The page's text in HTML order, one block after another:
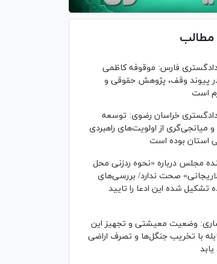
مطالب
فارس: موقوفه کاظمی
پیوند وقف، پژوهش حقوقی و
است
خراسان رضوی: توسعه
و میانجی‌گری از اولویت‌های راهبردی
استان بوده است
مجلس درباره «نحوه ردزنی محل
صحت ندارد/ بررسی‌های
تشکیل شده این ادعا را تایید
وضعیت معیشتی و تجهیز این
با تخریب جنگل‌ها و تصرف اراضی